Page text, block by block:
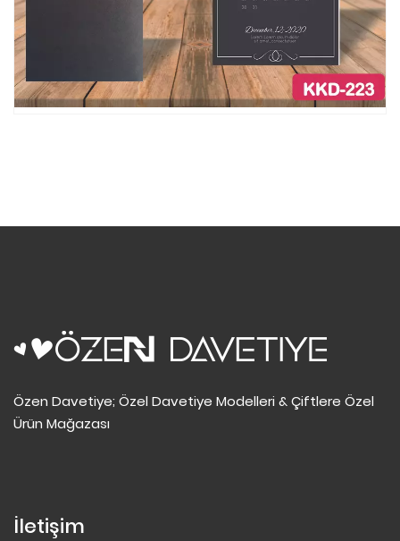
Özen Davetiye; Özel Davetiye Modelleri & Çiftlere Özel
Ürün Mağazası
İletişim